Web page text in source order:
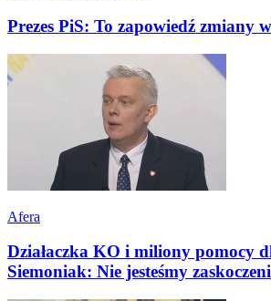
Prezes PiS: To zapowiedź zmiany
Afera
Działaczka KO i miliony pomocy
Siemoniak: Nie jesteśmy zaskoczeni